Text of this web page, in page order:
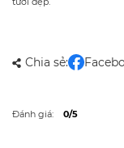
Chia sẻ:
Đánh giá: 0/5